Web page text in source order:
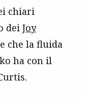
chiari
dei Joy
che la fluida
ha con il